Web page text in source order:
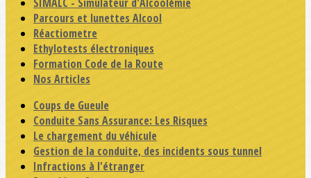
Parcours et lunettes Alcool
Réactiometre
Ethylotests électroniques
Formation Code de la Route
Nos Articles
Coups de Gueule
Conduite Sans Assurance: Les Risques
Le chargement du véhicule
Gestion de la conduite, des incidents sous tunnel
Infractions à l'étranger